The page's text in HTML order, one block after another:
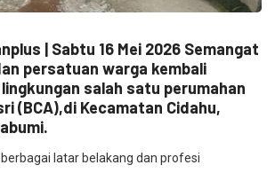
| Sabtu 16 Mei 2026 Semangat
persatuan warga kembali
salah satu perumahan
(BCA),di Kecamatan Cidahu,
latar belakang dan profesi